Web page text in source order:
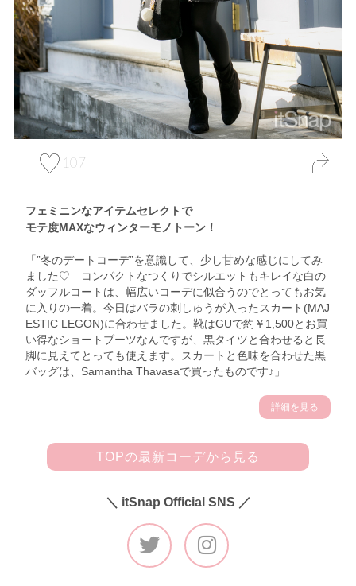
107
フェミニンなアイテムセレクトで
モテ度MAXなウィンターモノトーン！
「”冬のデートコーデ”を意識して、少し甘めな感じにしてみ
ました♡ コンパクトなつくりでシルエットもキレイな白の
ダッフルコートは、幅広いコーデに似合うのでとってもお気
に入りの一着。今日はバラの刺しゅうが入ったスカート(MAJ
ESTIC LEGON)に合わせました。靴はGUで約￥1,500とお買
い得なショートブーツなんですが、黒タイツと合わせると長
脚に見えてとっても使えます。スカートと色味を合わせた黒
バッグは、Samantha Thavasaで買ったものです♪」
詳細を見る
TOPの最新コーデから見る
＼ itSnap Official SNS ／